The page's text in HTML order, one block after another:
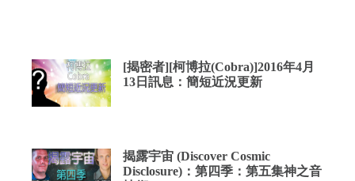
[揭密者][柯博拉(Cobra)]2016年4月
13日訊息：簡短近況更新
揭露宇宙 (Discover Cosmic
Disclosure)：第四季：第五集神之音